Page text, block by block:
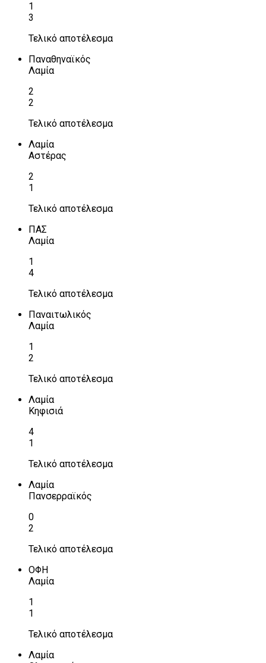
1
3
Τελικό αποτέλεσμα
Παναθηναϊκός
Λαμία
2
2
Τελικό αποτέλεσμα
Λαμία
Αστέρας
2
1
Τελικό αποτέλεσμα
ΠΑΣ
Λαμία
1
4
Τελικό αποτέλεσμα
Παναιτωλικός
Λαμία
1
2
Τελικό αποτέλεσμα
Λαμία
Κηφισιά
4
1
Τελικό αποτέλεσμα
Λαμία
Πανσερραϊκός
0
2
Τελικό αποτέλεσμα
ΟΦΗ
Λαμία
1
1
Τελικό αποτέλεσμα
Λαμία